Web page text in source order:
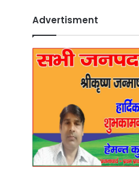
Advertisment